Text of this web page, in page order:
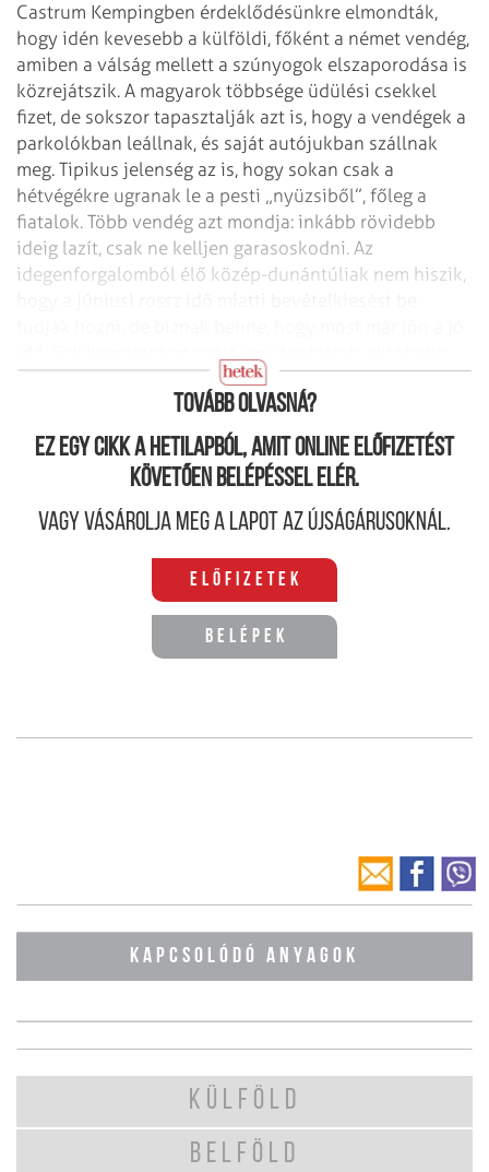
Castrum Kempingben érdeklődésünkre elmondták,
hogy idén kevesebb a külföldi, főként a német vendég,
amiben a válság mellett a szúnyogok elszaporodása is
közrejátszik. A magyarok többsége üdülési csekkel
fizet, de sokszor tapasztalják azt is, hogy a vendégek a
parkolókban leállnak, és saját autójukban szállnak
meg. Tipikus jelenség az is, hogy sokan csak a
hétvégékre ugranak le a pesti „nyüzsiből”, főleg a
fiatalok. Több vendég azt mondja: inkább rövidebb
ideig lazít, csak ne kelljen garasoskodni. Az
idegenforgalomból élő közép-dunántúliak nem hiszik,
meghosszabbítják a szezont.
Tovább olvasná?
Ez egy cikk a hetilapból, amit online előfizetést
követően belépéssel elér.
Vagy vásárolja meg a lapot az újságárusoknál.
Előfizetek
Belépek
KAPCSOLÓDÓ ANYAGOK
KÜLFÖLD
BELFÖLD